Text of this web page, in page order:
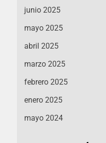
junio 2025
mayo 2025
abril 2025
marzo 2025
febrero 2025
enero 2025
mayo 2024